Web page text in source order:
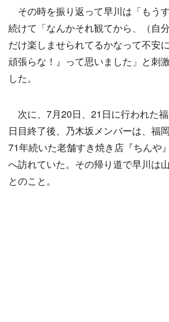
その時を振り返って早川は「もう
続けて「なんかそれ観てから、（自
だけ楽しませられてるかなって不安
頑張らな！』って思いました」と刺
した。
次に、7月20日、21日に行われた
日目終了後、乃木坂メンバーは、福
71年続いた老舗すき焼き店『ちんや
へ訪れていた。その帰り道で早川は
とのこと。